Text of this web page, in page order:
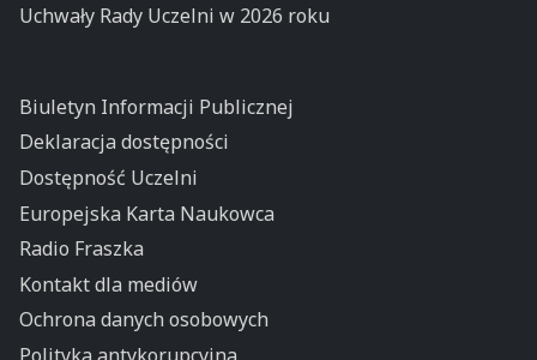
Uchwały Rady Uczelni w 2026 roku
Biuletyn Informacji Publicznej
Deklaracja dostępności
Dostępność Uczelni
Europejska Karta Naukowca
Radio Fraszka
Kontakt dla mediów
Ochrona danych osobowych